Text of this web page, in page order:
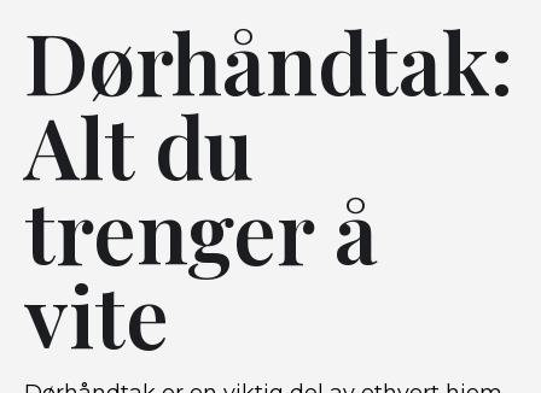
Dørhåndtak:
Alt du
trenger å
vite